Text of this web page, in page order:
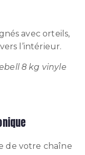
avec orteils,
l’intérieur.
8 kg vinyle
de votre chaîne